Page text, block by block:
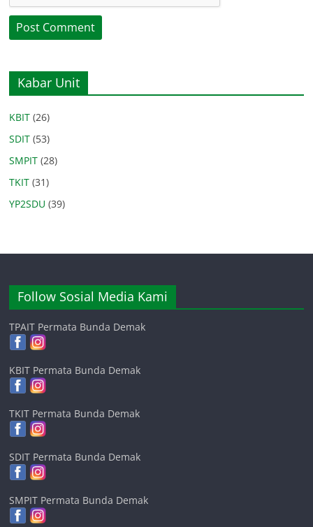
Kabar Unit
KBIT (26)
SDIT (53)
SMPIT (28)
TKIT (31)
YP2SDU (39)
Follow Sosial Media Kami
TPAIT Permata Bunda Demak
KBIT Permata Bunda Demak
TKIT Permata Bunda Demak
SDIT Permata Bunda Demak
SMPIT Permata Bunda Demak